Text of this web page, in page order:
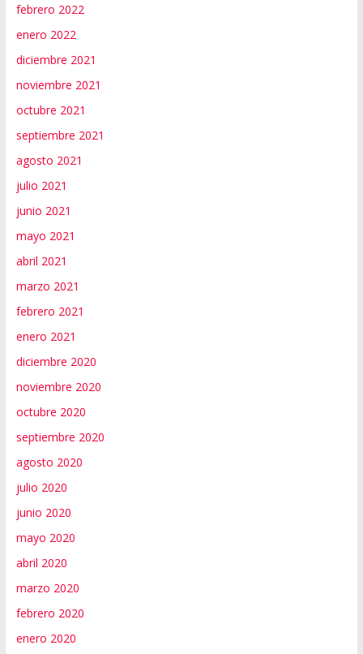
febrero 2022
enero 2022
diciembre 2021
noviembre 2021
octubre 2021
septiembre 2021
agosto 2021
julio 2021
junio 2021
mayo 2021
abril 2021
marzo 2021
febrero 2021
enero 2021
diciembre 2020
noviembre 2020
octubre 2020
septiembre 2020
agosto 2020
julio 2020
junio 2020
mayo 2020
abril 2020
marzo 2020
febrero 2020
enero 2020